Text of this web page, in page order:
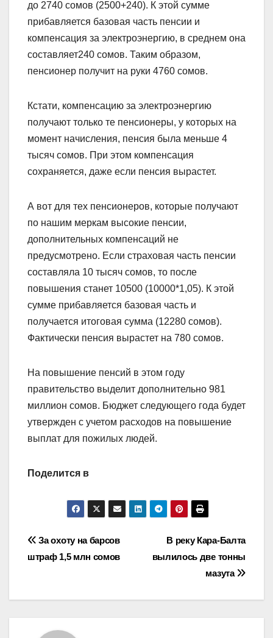
до 2740 сомов (2500+240). К этой сумме
прибавляется базовая часть пенсии и
компенсация за электроэнергию, в среднем она
составляет240 сомов. Таким образом,
пенсионер получит на руки 4760 сомов.
Кстати, компенсацию за электроэнергию
получают только те пенсионеры, у которых на
момент начисления, пенсия была меньше 4
тысяч сомов. При этом компенсация
сохраняется, даже если пенсия вырастет.
А вот для тех пенсионеров, которые получают
по нашим меркам высокие пенсии,
дополнительных компенсаций не
предусмотрено. Если страховая часть пенсии
составляла 10 тысяч сомов, то после
повышения станет 10500 (10000*1,05). К этой
сумме прибавляется базовая часть и
получается итоговая сумма (12280 сомов).
Фактически пенсия вырастет на 780 сомов.
На повышение пенсий в этом году
правительство выделит дополнительно 981
миллион сомов. Бюджет следующего года будет
утвержден с учетом расходов на повышение
выплат для пожилых людей.
Поделится в
Навигация
по
записям
В реку Кара-Балта
вылилось две тонны
мазута
За охоту на барсов
штраф 1,5 млн сомов